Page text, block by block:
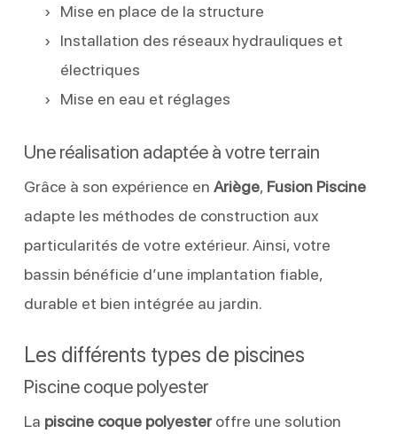
Mise en place de la structure
Installation des réseaux hydrauliques et
électriques
Mise en eau et réglages
Une réalisation adaptée à votre terrain
Grâce à son expérience en Ariège, Fusion Piscine
adapte les méthodes de construction aux
particularités de votre extérieur. Ainsi, votre
bassin bénéficie d’une implantation fiable,
durable et bien intégrée au jardin.
Les différents types de piscines
Piscine coque polyester
La piscine coque polyesteroffre une solution